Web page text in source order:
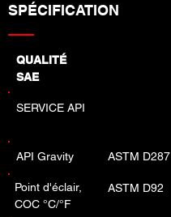
SPÉCIFICATION
QUALITÉ
SAE
SERVICE API
API Gravity ASTM D287
Point d'éclair,
COC °C/°F
ASTM D92